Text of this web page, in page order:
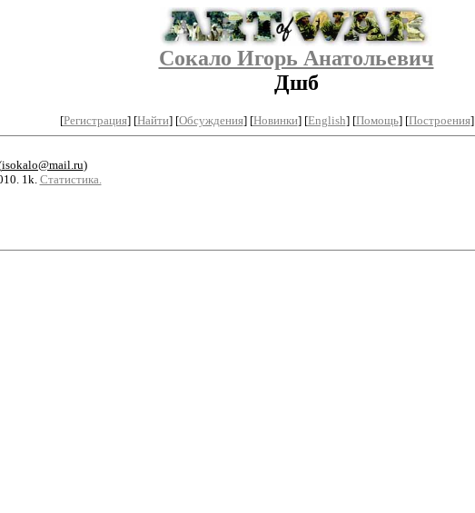
Сокало Игорь Анатольевич
Дшб
[Регистрация] [Найти] [Обсуждения] [Новинки] [English] [Помощь] [Построения]
isokalo@mail.ru)
1k. Статистика.